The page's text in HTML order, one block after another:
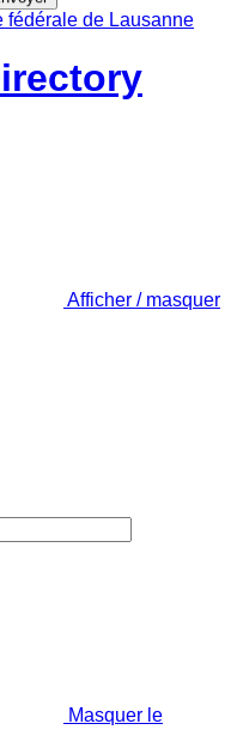
Afficher / masquer
Masquer le